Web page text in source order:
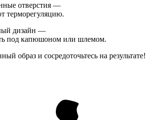
отверстия —
терморегуляцию.
дизайн —
под капюшоном или шлемом.
образ и сосредоточьтесь на результате!